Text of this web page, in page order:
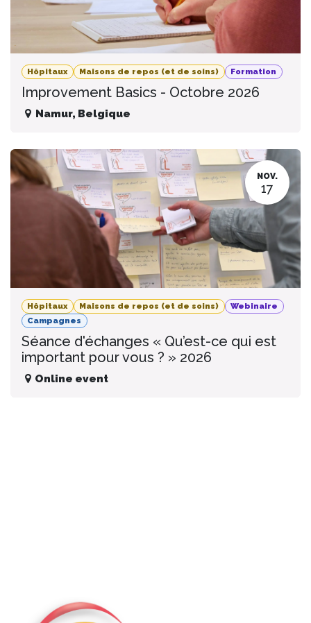
Hôpitaux Maisons de repos (et de soins) Formation
Improvement Basics - Octobre 2026
Namur, Belgique
NOV.
17
Hôpitaux Maisons de repos (et de soins)
Webinaire
Campagnes
Séance d'échanges « Qu’est-ce qui est
important pour vous ? » 2026
Online event